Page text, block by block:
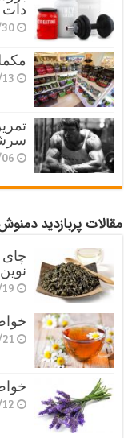
دات
مقالات پربازدید
چای
نوین